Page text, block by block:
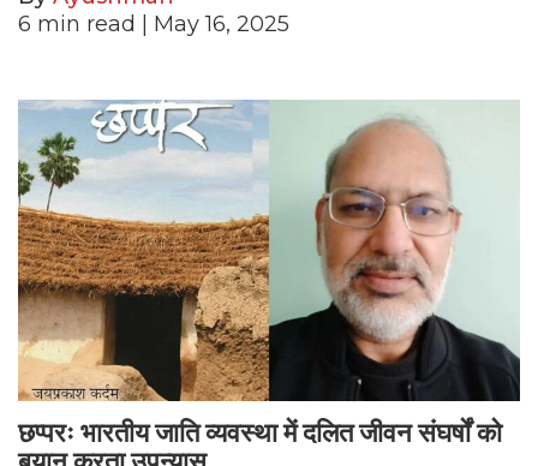
6 min read | May 16, 2025
छप्परः भारतीय जाति व्यवस्था में दलित जीवन संघर्षों को